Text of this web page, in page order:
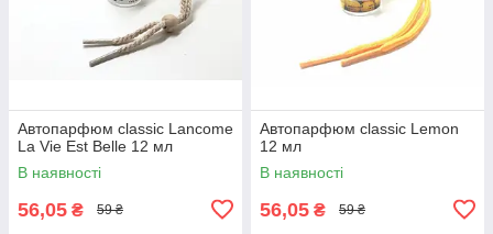
Автопарфюм classic Lancome
La Vie Est Belle 12 мл
В наявності
56,05 ₴ 59 ₴
Автопарфюм classic Lemon
12 мл
В наявності
56,05 ₴ 59 ₴